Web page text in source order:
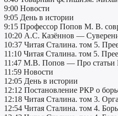
9:00 Новости
9:05 День в истории
9:15 Профессор Попов М. В.
10:20 А.С. Казённов —
10:37 Читая Сталина. том 5.
11:10 Читая Сталина. том 5.
11:47 М.В. Попов — Про статьи
11:59 Новости
12:05 День в истории
12:12 Постановление РКР о
12:18 Читая Сталина. том 3.
12:54 Читая Сталина. том 4.